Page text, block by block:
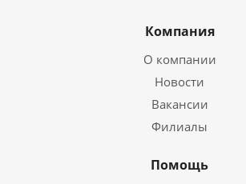
Компания
О компании
Новости
Вакансии
Филиалы
Помощь